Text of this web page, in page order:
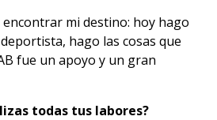
mi destino: hoy hago
hago las cosas que
fue un apoyo y un gran
todas tus labores?